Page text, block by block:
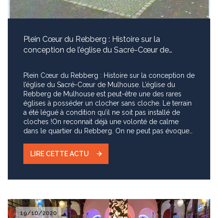
Rebberg de Mulhouse lieu de biens d'exception.
Plein Cœur du Rebberg : Histoire sur la
conception de l’église du Sacré-Cœur de
Plein Cœur du Rebberg : Histoire sur la conception de l’église du Sacré-Cœur de Mulhouse. L’église du Rebberg de Mulhouse est peut-être une des rares églises à posséder un clocher sans cloche. Le terrain a été légué à condition qu’il ne soit pas installé de cloches !On reconnait déjà une volonté de calme dans le quartier du Rebberg. On ne peut pas évoquer l’église du Rebberg son parler du curé bâtisseur du SACRE CŒUR au Rebberg PAUL SCHMITT 1902-1991, Merci à Madame Abboud de nous avoir confié son travail . Evoquer la figure du Curé Schmitt curé du Sacré cœur au Rebberg en quelques lignes, voire en quelques pages est une gageure. Ce prêtre du Rebberg à la foi éclairée et contagieuse, est un virtuose de la communication de l'organisation et de la réalisation. Son charisme exceptionnel est demeuré bien vivant chez ceux qui l'ont connu. Il a été prêtre, pasteur, curé, aumônier, chanoine, doyen, professeur, écrivain, historien, sociologue, prophète de l'Unité de l'œcuménisme avec re Pasteur Morel de Rencontres des Foyers Mixtes ... et I' édificateur de notre église du Sacré cœur du Rebberg, en lien étroit et constant avec les concepteurs, les artistes, les artisans et avec l'équipe paroissiale qui portait ce projet avec lui. Dans tout ce qui était entrepris, tous les groupes qui seront mis en route, le Curé Schmitt associait toujours des laïcs. Dans chaque groupe un membre se proposait comme interlocuteur. BIOGRAPHIE -Naissance à Saint-Amarin le 5 octobre 1902 • Ordonné prêtre le 16 juillet 1926 par Mgr Ruch -Etudes littéraires, licence de Théologie à Paris (Université Catholique) · Vice-chapelain au Mont Ste Odile 18 octobre 1928 • Professeur au Grand Séminaire 11 octobre 1929 · Aumônier des Dominicaines de Logelbach 1 novembre 1936 • Curé d'Eschentzwiller 17 janvier 1954 • Curé de Mulhouse du Rebberg au Sacré-Cœur 7 avril 1954 • Chanoine le 29 juin 1958 . • Doyen de Mulhouse en 1967 . • Prêtre coopérateur à Ste Geneviève après un grave accident cardiaque • Retraite le 1 janvier 1974 . • Période d'itinérance : Foyer Ste Mane, Sentheim, Foyer Notre Dame rue Thenard où il décède le 18 décembre 1991 (pendant cette période difficile il est réconforté par des paroissiens qui sont restés en lien avec lui, un fort soutien d’habiatnts du Rebberg de Mulhouse). LA PAROISSE DU REBBERG ET SON CURE : C'est Monsieur Fernand Unvois en 1996 évoque un portrait du Cure Schmitt et paroisse au moment de son départ : . « L'un des traits de Monsieur le Cure Schmitt a été tout au long de l'exercice de sa charge notamment au Rebberg, de chercher à y associer le plus de personnes possibles : tout d'abord ses vicaires avec lesquels il finit par constituer une équipe collégiale, puis ses paroissiens. On en donnera pour exemple : • la constitution, peu, après son arrivée, d’une équipe appelée a donner son avis sur l'endroit d'implantation d'un nouveau lieu de culte au Rebberg, l'importance à lui donner, puis les premiers plans proposés par l'architecte Le Donne • la mise sur pied, lors de la Mission de Mulhouse, d'un groupe de travail appelé à élaborer un programme pour les milieux indépendants • les consultations régulières de tous les paroissiens tant sur des points d'ordre pratique, tels que les horaires des messes, que pour définir des plans d'action à la lumière des enseignements du Concile • la constitution d'un Conseil Paroissial, ayant pouvoir de décision, représentatif de toutes les activités et de toutes les couches de la paroisse, et surtout: ses efforts dans le sens d'une liturgie gui fasse participer pleinement le peuple des fidèles aux célébrations. Ce souci d'association, constant, méthodique, a toujours été la manifestation, chez M .le Curé Schmitt, non pas individuellement, mais tous ensemble même au Rebberg, C’est le Pasteur André Horsch de Huningue qui a évoqué la figure du défunt. Il a axé son homélie en trois mots clefs le décrivant : VISION, COMBAT, RISQUE VISION d'une action pratique .... Il devint un des pionniers du renouveau de I' œcuménisme à Mulhouse. De l'amitié entre les deux hommes, véritables frères jumeaux dans la Foi. Le premier voyage des architectes à Mulhouse se fait peu de temps après. COMBAT : le Chanoine Schmitt a su être un combattant non-violent bien sûr. Qui a croisé le curé, a vu de la perspicacité, de la ténacité, mais surtout la bonté des non-violents ... Un combattant prend des RISQUES. Le Chanoine Schmitt en a pris. C'était l'âge d'or des rencontres œcuméniques ; mais tout n'allait pas de soi ; les obstacles restaient : celui de l’intercommunion particulièrement. Lorsqu'en 1971, le groupe : de foyers mixtes demanda à l'Evêque de Strasbourg l'autorisation de pouvoir communier les uns avec les autres, les uns chez les autres, le Chanoine Schmitt prit le risque de soutenir cette revendication. Vision du combattant qui prend des risques. La personne du Curé Schmitt constitue un relais indispensable entre le maître d'œuvre, les artistes, les artisans, l'administration et surtout les paroissiens. Comme à son habitude il associe de nombreux groupes aux travaux, le conseil de Fabriques. L’Association du Sacré-Cœur au Rebberg (fondée en 1925 par le Chanoine Wagner est redynamisée, elle aura son papier entête (et son tampon !). Des commissions sont créés : construction, finances. Une équipe de quêteurs va tous les dimanches avec le Curé dans un lieu de culte pour quêter pour financer l’église du Rebberg de Mulhouse. Heureusement, à cette époque il y a 6 messes chaque dimanche! MONSIEUR LE CURE SCHMITT A MULHOUSE ET LA CONSTRUCTION DE L'EGLISE DU REBBERG Mr le Curé Schmitt, nommé à la paroisse du Sacré Cœur de Mulhouse au Rebberg, a comme mission première, la construction d'une église. Le quartier du Rebberg s'étant bien développé, Notre chapelle de 1930 est devenue trop petite. Nous sommes alors dans une période de grandes constructions d'églises après les destructions de la guerre , nouveau : le béton et le verre, en sont les matériaux . Les plus grands maîtres veulent absolument des programmes nets et ne redoutent aucunement l'exigence rigoureuse des règles liturgiques. « (L'Art Sacré No 9-1 de 1950) Le curé Schmitt du Rebberg fréquente les expositions d’art Sacre et, toujours avec des paroissiens, un grand nombre d'églises nouvelles, surtout en Suisse. Il est décidé d'ériger l'église sacré cœur du Rebberg de la rue de Verdun en gardant la chapelle. L'intégration du chœur-sanctuaire à la nef est complétée par deux articulations : chapelle / sacristie et narthex /fonts baptismaux. Articulation. Viennent les travaux fastidieux de relevé du terrain et des sondages préliminaires pour niveler le niveau de la roche. Une église de béton n'est pas facile à assoir sur du limon ... Il fallut creuser des puits de 10 à 12 mètres de profondeur ... Ces puits ont 1m50 ou l m75 de diamètre et s'évasent à la base ... et sont remplis de béton. Ils constituent 32 piliers solides se prolongeant en hauteur jusqu'au plancher haut de I édifice, à 9m au-dessus du sol. L'Abbé Paul Schmitt Curé de la paroisse du Sacré-Cœur du Rebberg. C'est ainsi qu'il signe un article dans le Programme de la kermesse des 3 et 4 mai 1958. Un schéma directeur pour l'église du Rebberg à construire est élaboré en équipe : « Une église avec une Cité paroissiale » • L'église du Rebberg doit pouvoir recevoir 600 personnes et avoir de vastes dégagements • L'autel sera visible de partout et placé de tel sorte qu'on puisse dire la messe face au peuple • Pas de tribune si possible • La chapelle baptismale donnera sur la nef • La Cité : chapelle d'hiver (l'ancienne), une grande salle, 3 salles de côté, une petite salle, e presbytère pour 3 vicaires, une chambre, un secrétariat, un local pour St Vincent e Paul et pour les scouts • Eventuellement une tour ou un signal. Voilà la notice des architectes dont la vision est claire dès le début : MONSIEUR LE CURE SCHMITT ET LES ARTISTES avec LEON ZACK, un volumineux courrier est échangé sur cette église du Rebberg. La relation entre les deux hommes est chaleureuse et cordiale. La petite écriture serrée et penchée de l'artiste termine toujours par des « sentiments très dévoués », « Bien cordialement », la réponse du Curé Schmitt, avec une écriture ample est toujours courtoise et aimable. Dans_ ces courriers, il est la plupart du temps question des œuvres à produire. Pour les, dalles de verre de Léon Zack qui nous amènent en grande intimité vers l'autel , l’artiste a mis en pratique la réponse du Greco.. Par mesure d’économie, le Curé Schmitt écrit à l'artiste : « vous voudrez bien, pour les repas, me faire l'honneur de les prendre, à ma table ». Ainsi Léon Zack rencontre la mère du curé qu'il saluera souvent dans ses lettres. JANIE PICHARD est chargée de la réalisation du lanterneau. Dès le 20 mai 1958, elle écrit à Monsieur le Curé : « Suis heureuse de recevoir l'approbation de la commission d'Art Sacré et les vifs encouragements de Monsieur le Chanoine Bourgeois « suit ... une demande de versement convenu provisionnel ! ! Les contacts épistolaires sont nombreux et chaleureux. Janie Pichard présente son amical souvenir au curé et à sa mère. Les vitraux sont exécutés chez Jean Barillet maître verrier, mosaïste. Il faut régler les acomptes, les suites, penser à retenir 10% pour la garantie ... Mais tout ne va pas tout seul ! ! Le l 0 février 1960, il y a une demande de consolidation du châssis .... Barillet écrit au « Cher Monsieur le Curé » qu'il attend l'ordre de l'architecte pour la pose de vitraux. Dans une lettre du l 2 janvier 1959 le curé Schmitt écrit à Janie Pichard : « ... les préoccupations de la construction s'ajoutent à celles qu'exige la vie paroissiale et m'absorbent pleinement. Je tiens à vous dire que je vous suis reconnaissant pour le travail très étudié et fort réussi que vous avez réalisé. Toute l'atmosphère de l'édifice est définie par ces couleurs choisies, toutes vibrantes au moindre rayon de soleil. « Être curé, ce n'est plus com
LIRE CETTE ACTU
19/10/2020